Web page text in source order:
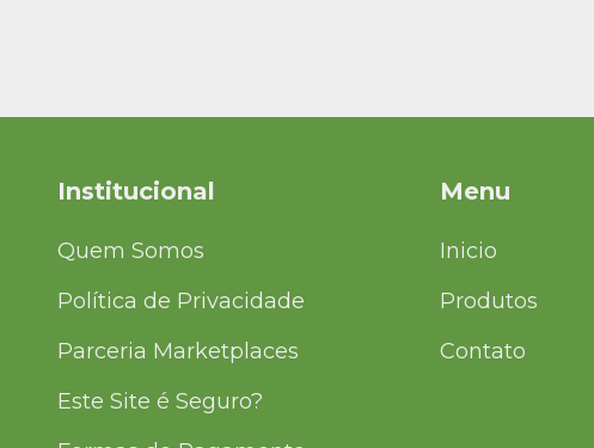
Institucional
Quem Somos
Política de Privacidade
Parceria Marketplaces
Este Site é Seguro?
Menu
Inicio
Produtos
Contato